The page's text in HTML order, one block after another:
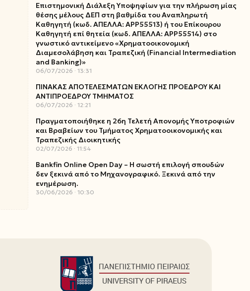
Επιστημονική Διάλεξη Υποψηφίων για την πλήρωση μίας
θέσης μέλους ΔΕΠ στη βαθμίδα του Αναπληρωτή
Καθηγητή (κωδ. ΑΠΕΛΛΑ: ΑΡΡ55513) ή του Επίκουρου
Καθηγητή επί θητεία (κωδ. ΑΠΕΛΛΑ: ΑΡΡ55514) στο
γνωστικό αντικείμενο «Χρηματοοικονομική
Διαμεσολάβηση και Τραπεζική (Financial Intermediation
and Banking)»
06/07/2026 13:31
ΠΙΝΑΚΑΣ ΑΠΟΤΕΛΕΣΜΑΤΩΝ ΕΚΛΟΓΗΣ ΠΡΟΕΔΡΟΥ ΚΑΙ
ΑΝΤΙΠΡΟΕΔΡΟΥ ΤΜΗΜΑΤΟΣ
06/07/2026 12:21
Πραγματοποιήθηκε η 26η Τελετή Απονομής Υποτροφιών
και Βραβείων του Τμήματος Χρηματοοικονομικής και
Τραπεζικής Διοικητικής
02/07/2026 11:54
Bankfin Online Open Day – Η σωστή επιλογή σπουδών
δεν ξεκινά από το Μηχανογραφικό. Ξεκινά από την
ενημέρωση.
30/06/2026 10:30